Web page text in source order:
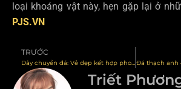
loại khoáng vật này, hẹn gặp lại ở
PJS.VN
Prev
TRƯỚC
Dây chuyền đá: Vẻ đẹp kết hợp phong thủy và thời trang hiện đại
Triết